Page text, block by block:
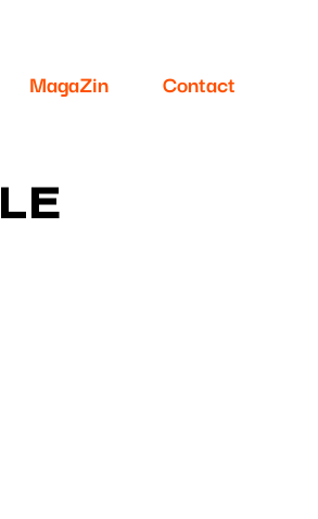
MagaZin Contact